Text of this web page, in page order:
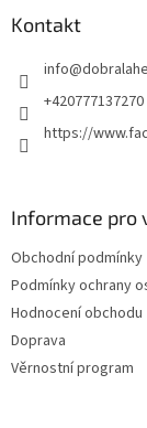
Kontakt
info@
+420777137270
https://
Informace pro
Obchodní podmínky
Podmínky ochrany
Hodnocení obchodu
Doprava
Věrnostní program